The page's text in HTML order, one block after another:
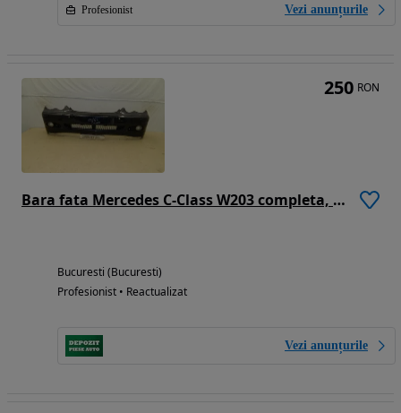
Profesionist Vezi anunțurile
Bara fata Mercedes C-Class W203 completa, 2000, 2001, 2002, 2003, 2004
Bucuresti (Bucuresti)
Profesionist • Reactualizat
Vezi anunțurile
250 RON